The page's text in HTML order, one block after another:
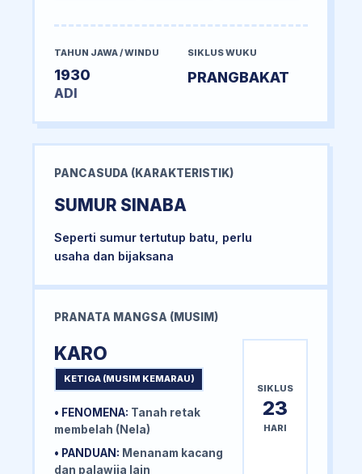
TAHUN JAWA / WINDU
1930
ADI
SIKLUS WUKU
PRANGBAKAT
PANCASUDA (KARAKTERISTIK)
SUMUR SINABA
Seperti sumur tertutup batu, perlu
usaha dan bijaksana
PRANATA MANGSA (MUSIM)
KARO
KETIGA (MUSIM KEMARAU)
• FENOMENA: Tanah retak
membelah (Nela)
• PANDUAN: Menanam kacang
dan palawija lain
SIKLUS
23
HARI